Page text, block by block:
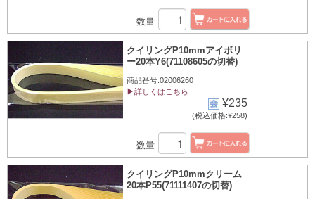
数量
クイリングP10mmアイボリ
ー20本Y6(71108605の切替)
商品番号:02006260
▶詳しくはこちら
¥235
(税込価格:¥258)
数量
クイリングP10mmクリーム
20本P55(71111407の切替)